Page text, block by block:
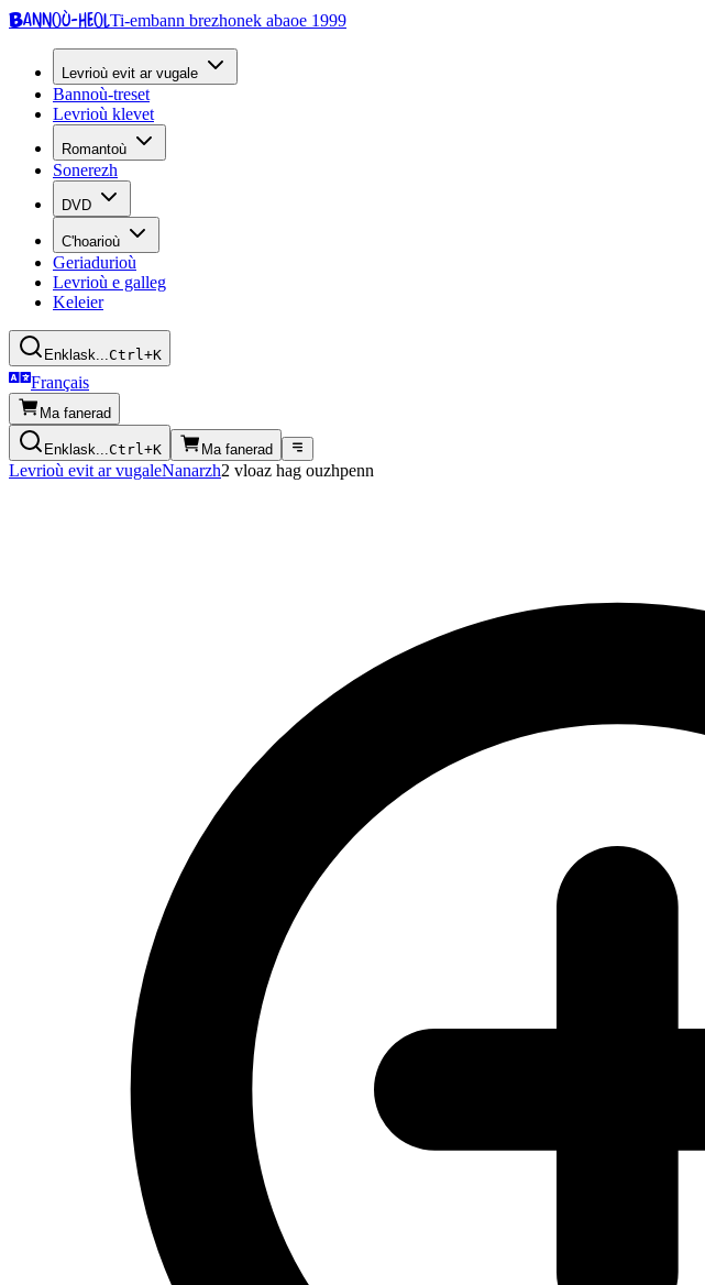
Bannoù-heolTi-embann brezhonek abaoe 1999
Levrioù evit ar vugale
Bannoù-treset
Levrioù klevet
Romantoù
Sonerezh
DVD
C'hoarioù
Geriadurioù
Levrioù e galleg
Keleier
Enklask...Ctrl+K
Français
Ma fanerad
Enklask...Ctrl+K Ma fanerad
Levrioù evit ar vugaleNanarzh2 vloaz hag ouzhpenn